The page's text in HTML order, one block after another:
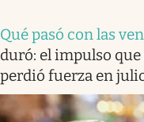
Qué pasó con las
duró: el impulso
perdió fuerza en